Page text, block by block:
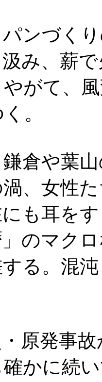
ンづく
み、薪
がて、
。
倉や葉
、女性
も耳を
のマク
る。混
原発事
かに続